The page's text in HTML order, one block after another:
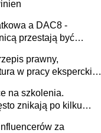
a DAC8 -
przestają być
prawny,
w pracy eksperckiej -
na szkolenia.
znikają po kilku
za